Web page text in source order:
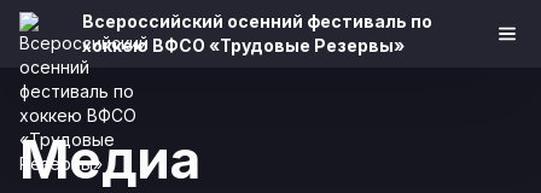
Всероссийский осенний фестиваль по
хоккею ВФСО «Трудовые Резервы»
Медиа